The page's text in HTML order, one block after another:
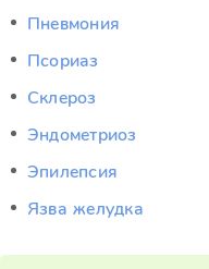
Пневмония
Псориаз
Склероз
Эндометриоз
Эпилепсия
Язва желудка